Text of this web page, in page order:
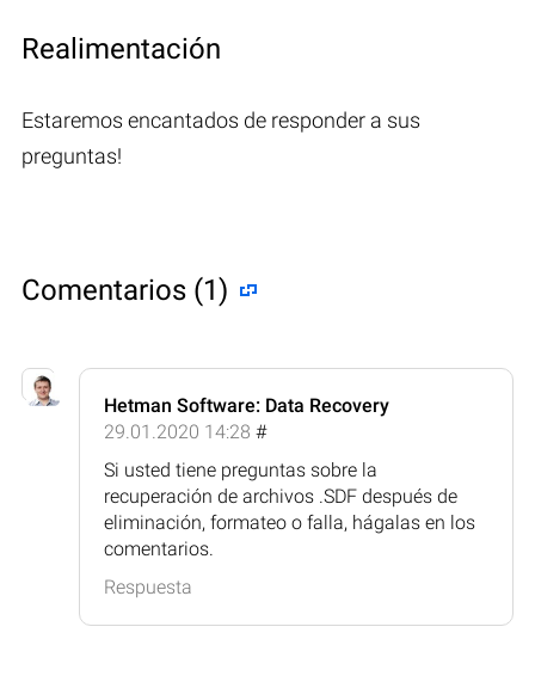
Realimentación
Estaremos encantados de responder a sus
preguntas!
Comentarios (1)
Hetman Software: Data Recovery
29.01.2020 14:28 #
Si usted tiene preguntas sobre la
recuperación de archivos .SDF después de
eliminación, formateo o falla, hágalas en los
comentarios.
Respuesta